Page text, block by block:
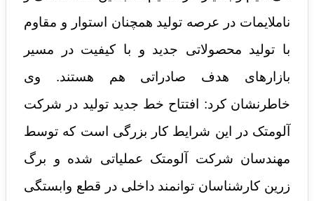
ناملایمات در عرصه تولید همچنان استوار و مقاوم
با تولید محصولاتی جدید و با کیفیت در مسیر
بازارهای هدف صادراتی هم هستند. وی
خاطرنشان کرد: افتتاح خط جدید تولید در شرکت
آلومتک در این شرایط کار بزرگی است که توسط
مهندسان شرکت آلومتک عملیاتی شده و برگ
زرین کارشناسان توانمند داخلی در قطع وابستگی